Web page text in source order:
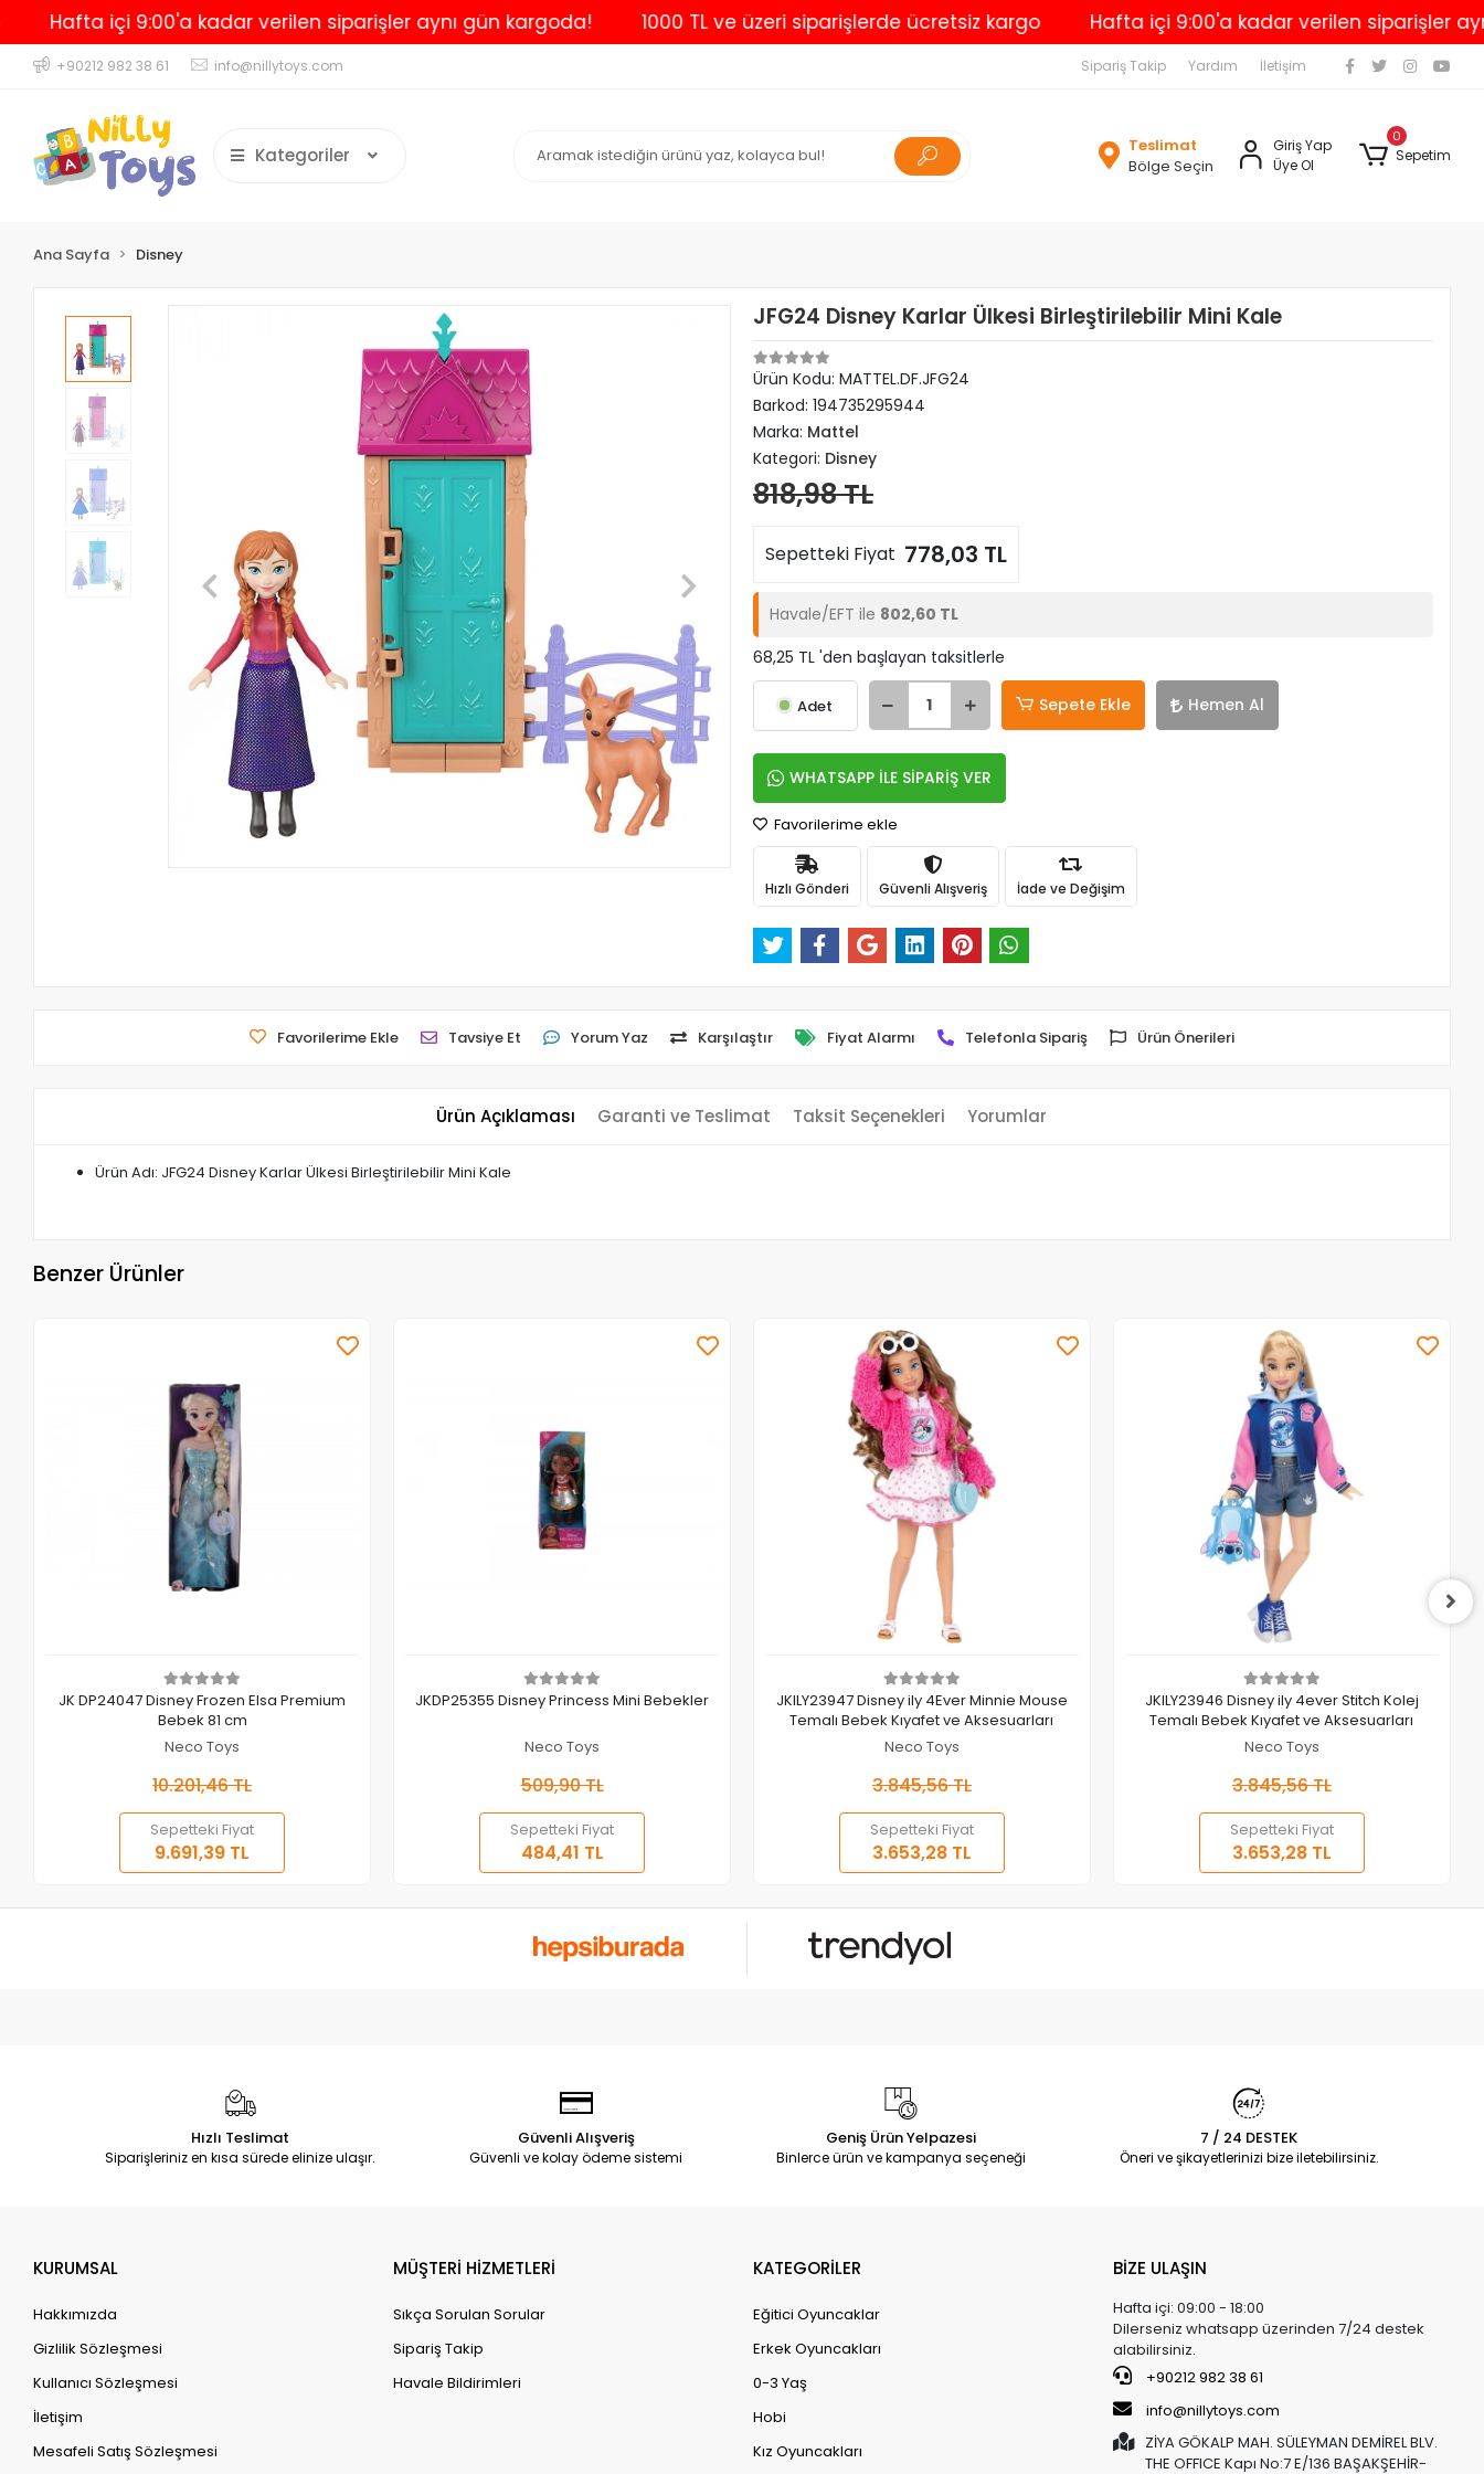
içi 9:00'a kadar verilen siparişler aynı gün kargoda! 1000 TL ve üzeri siparişlerde ücretsiz kargo Hafta içi 9:00'a kadar verilen siparişler aynı
+90212 982 38 61 info@nillytoys.com Sipariş Takip Yardım İletişim
Kategoriler
Teslimat
Bölge Seçin
Giriş Yap
Üye Ol
0
Sepetim
Ana Sayfa Disney
JFG24 Disney Karlar Ülkesi Birleştirilebilir Mini Kale
Ürün Kodu: MATTEL.DF.JFG24
Barkod: 194735295944
Marka: Mattel
Kategori: Disney
818,98 TL
Sepetteki Fiyat 778,03 TL
Havale/EFT ile 802,60 TL
68,25 TL 'den başlayan taksitlerle
Adet Sepete Ekle Hemen Al
WHATSAPP İLE SİPARİŞ VER
Favorilerime ekle
Hızlı Gönderi Güvenli Alışveriş İade ve Değişim
Favorilerime Ekle Tavsiye Et Yorum Yaz Karşılaştır Fiyat Alarmı Telefonla Sipariş Ürün Önerileri
Ürün Açıklaması Garanti ve Teslimat Taksit Seçenekleri Yorumlar
Ürün Adı: JFG24 Disney Karlar Ülkesi Birleştirilebilir Mini Kale
Benzer Ürünler
Sepete Ekle
JK DP24047 Disney Frozen Elsa Premium
Bebek 81 cm
Neco Toys
10.201,46 TL
Sepetteki Fiyat
9.691,39 TL
Sepete Ekle
JKDP25355 Disney Princess Mini Bebekler
Neco Toys
509,90 TL
Sepetteki Fiyat
484,41 TL
Sepete Ekle
JKILY23947 Disney ily 4Ever Minnie Mouse
Temalı Bebek Kıyafet ve Aksesuarları
Neco Toys
3.845,56 TL
Sepetteki Fiyat
3.653,28 TL
Sepete Ekle
JKILY23946 Disney ily 4ever Stitch Kolej
Temalı Bebek Kıyafet ve Aksesuarları
Neco Toys
3.845,56 TL
Sepetteki Fiyat
3.653,28 TL
Hızlı Teslimat
Siparişleriniz en kısa sürede elinize ulaşır.
Güvenli Alışveriş
Güvenli ve kolay ödeme sistemi
Geniş Ürün Yelpazesi
Binlerce ürün ve kampanya seçeneği
7 / 24 DESTEK
Öneri ve şikayetlerinizi bize iletebilirsiniz.
KURUMSAL
Hakkımızda
Gizlilik Sözleşmesi
Kullanıcı Sözleşmesi
İletişim
Mesafeli Satış Sözleşmesi
MÜŞTERİ HİZMETLERİ
Sıkça Sorulan Sorular
Sipariş Takip
Havale Bildirimleri
KATEGORİLER
Eğitici Oyuncaklar
Erkek Oyuncakları
0-3 Yaş
Hobi
Kız Oyuncakları
BİZE ULAŞIN
Hafta içi: 09:00 - 18:00
Dilerseniz whatsapp üzerinden 7/24 destek
alabilirsiniz.
+90212 982 38 61
info@nillytoys.com
ZİYA GÖKALP MAH. SÜLEYMAN DEMİREL BLV.
THE OFFICE Kapı No:7 E/136 BAŞAKŞEHİR-